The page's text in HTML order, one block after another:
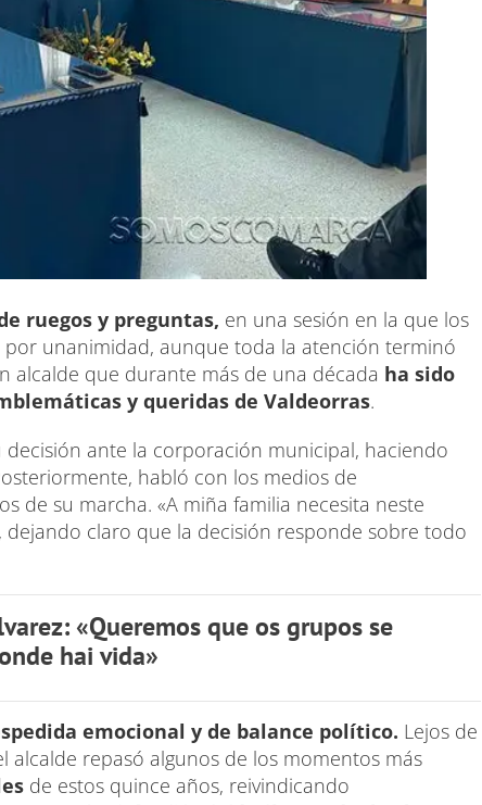
ruegos y preguntas, en una sesión en la que los
unanimidad, aunque toda la atención terminó
alcalde que durante más de una década ha sido
y queridas de Valdeorras.
ante la corporación municipal, haciendo
habló con los medios de
de su marcha. «A miña familia necesita neste
claro que la decisión responde sobre todo
«Queremos que os grupos se
hai vida»
emocional y de balance político. Lejos de
repasó algunos de los momentos más
de estos quince años, reivindicando